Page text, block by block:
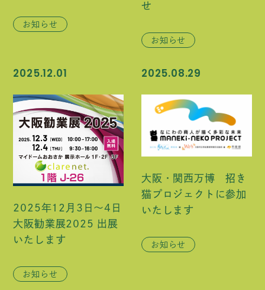
お知らせ
せ
お知らせ
2025.12.01
2025年12月3日～4日
大阪勧業展2025 出展
いたします
お知らせ
2025.08.29
大阪・関西万博 招き
猫プロジェクトに参加
いたします
お知らせ